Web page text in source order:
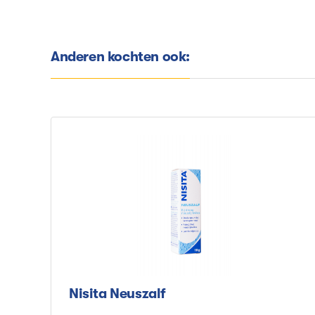
Anderen kochten ook:
Nisita Neuszalf